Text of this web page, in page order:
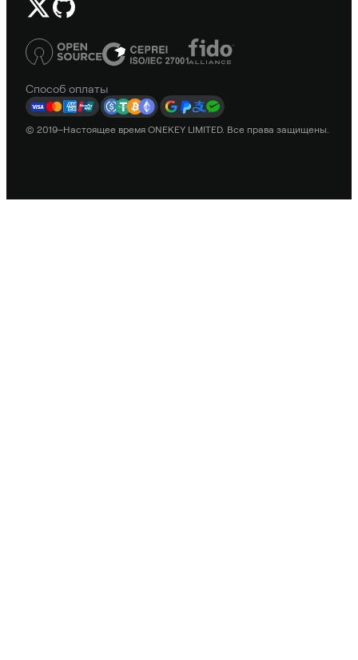
Способ оплаты
© 2019–Настоящее время ONEKEY LIMITED. Все права защищены.